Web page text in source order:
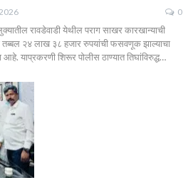
0
रावडेवाडी येथील पराग साखर कारखान्याची
तब्बल २४ लाख ३८ हजार रुपयांची फसवणूक झाल्याचा
याप्रकरणी शिरूर पोलीस ठाण्यात तिघांविरुद्ध…